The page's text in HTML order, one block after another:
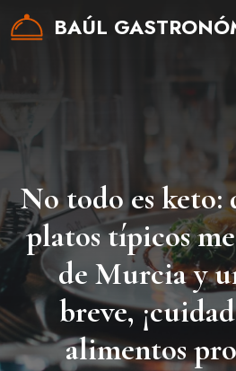
Saltar
BAÚL
No todo es keto:
platos típicos
de Murcia y
breve,
alimentos